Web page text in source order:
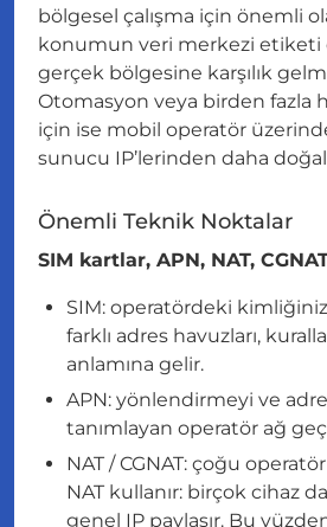
bölgesel çalışma için önemli
konumun veri merkezi etiketi
gerçek bölgesine karşılık
Otomasyon veya birden fazla
için ise mobil operatör
sunucu IP’lerinden daha
Önemli Teknik Noktalar
SIM kartlar, APN, NAT,
SIM: operatördeki
farklı adres havuzları,
anlamına gelir.
APN: yönlendirmeyi ve
tanımlayan operatör ağ
NAT / CGNAT: çoğu
NAT kullanır: birçok cihaz
genel IP paylaşır. Bu